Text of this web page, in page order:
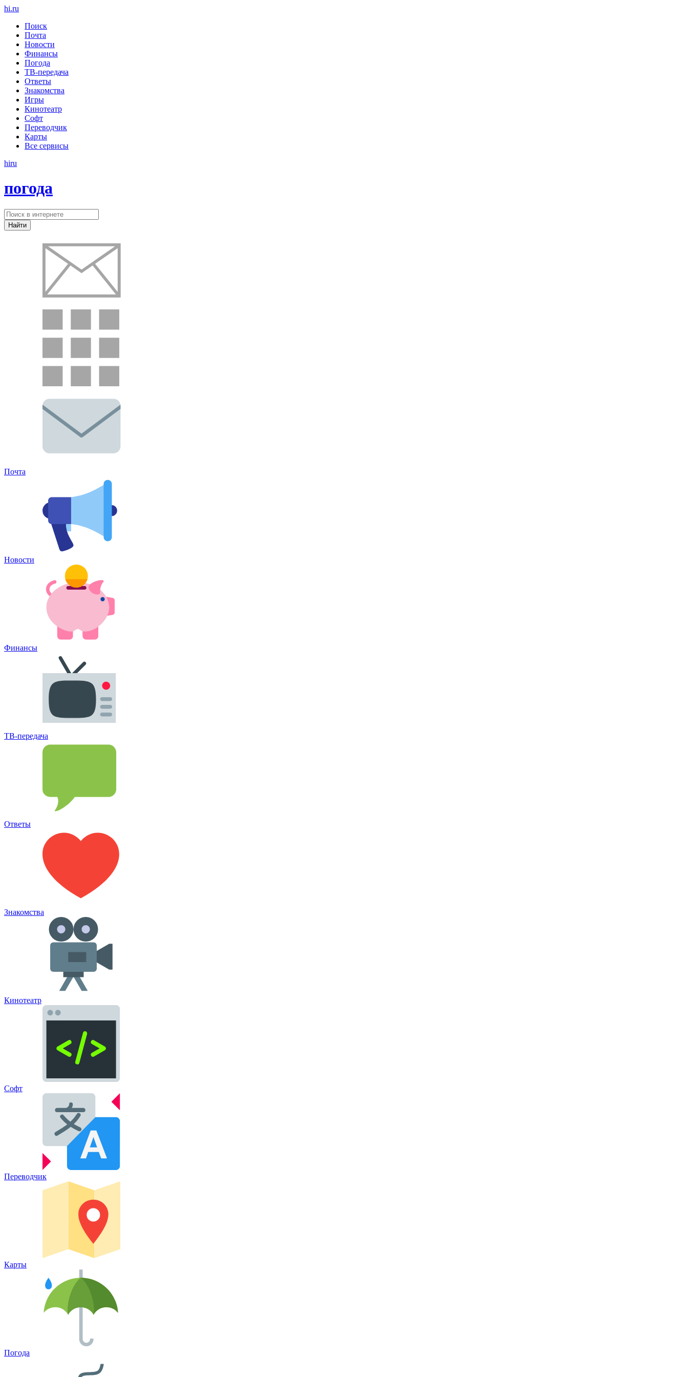
hi.ru
Поиск
Почта
Новости
Финансы
Погода
ТВ-передача
Ответы
Знакомства
Игры
Кинотеатр
Софт
Переводчик
Карты
Все сервисы
hiru
погода
Найти
Почта
Новости
Финансы
ТВ-передача
Ответы
Знакомства
Кинотеатр
Софт
Переводчик
Карты
Погода